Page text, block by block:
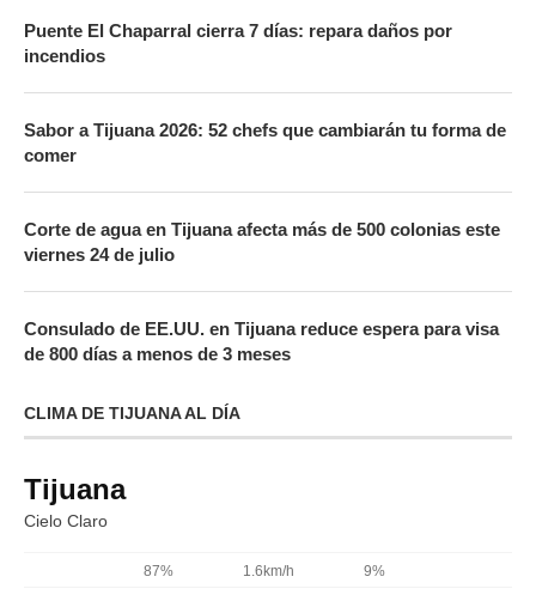
Puente El Chaparral cierra 7 días: repara daños por
incendios
Sabor a Tijuana 2026: 52 chefs que cambiarán tu forma de
comer
Corte de agua en Tijuana afecta más de 500 colonias este
viernes 24 de julio
Consulado de EE.UU. en Tijuana reduce espera para visa
de 800 días a menos de 3 meses
CLIMA DE TIJUANA AL DÍA
Tijuana
Cielo Claro
87% 1.6km/h 9%